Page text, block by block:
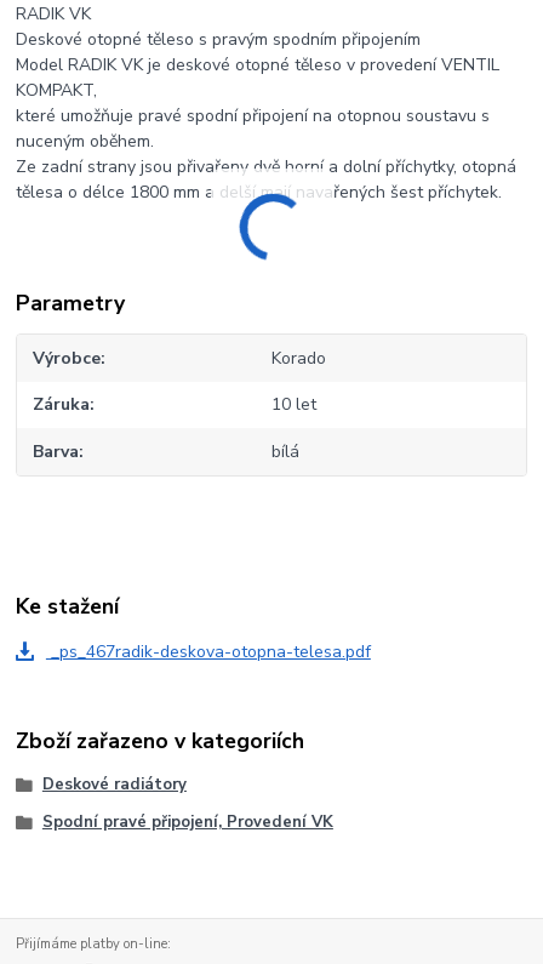
RADIK VK
Deskové otopné těleso s pravým spodním připojením
Model RADIK VK je deskové otopné těleso v provedení VENTIL
KOMPAKT,
které umožňuje pravé spodní připojení na otopnou soustavu s
nuceným oběhem.
Ze zadní strany jsou přivařeny dvě horní a dolní příchytky, otopná
tělesa o délce 1800 mm a delší mají navařených šest příchytek.
Parametry
Výrobce Korado
Záruka 10 let
Barva bílá
Ke stažení
_ps_467radik-deskova-otopna-telesa.pdf
Zboží zařazeno v kategoriích
Deskové radiátory
Spodní pravé připojení, Provedení VK
Přijímáme platby on-line: